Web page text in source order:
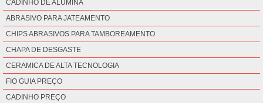
CADINHO DE ALUMINA
ABRASIVO PARA JATEAMENTO
CHIPS ABRASIVOS PARA TAMBOREAMENTO
CHAPA DE DESGASTE
CERAMICA DE ALTA TECNOLOGIA
FIO GUIA PREÇO
CADINHO PREÇO